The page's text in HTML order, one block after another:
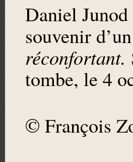
Daniel
souvenir
réconfortant.
tombe, le 4
© François